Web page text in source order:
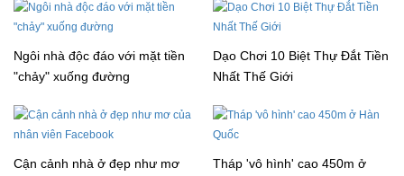
Ngôi nhà độc đáo với mặt tiền
"chảy" xuống đường
Dạo Chơi 10 Biệt Thự Đắt Tiền
Nhất Thế Giới
Cận cảnh nhà ở đẹp như mơ
Tháp 'vô hình' cao 450m ở